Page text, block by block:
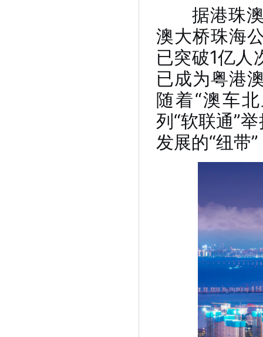
据港珠澳
澳大桥珠海
已突破1亿人
已成为粤港
随着“澳车
列“软联通”
发展的“纽带